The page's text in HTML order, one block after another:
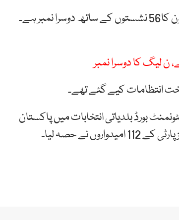
کا56 نشستوںکےساتھدوسرانمبر ہے۔
ن لیگ کا دوسرا نمبر
سخت انتظامات کیے گئے تھے۔
بورڈ بلدیاتی انتخابات میں پاکستان